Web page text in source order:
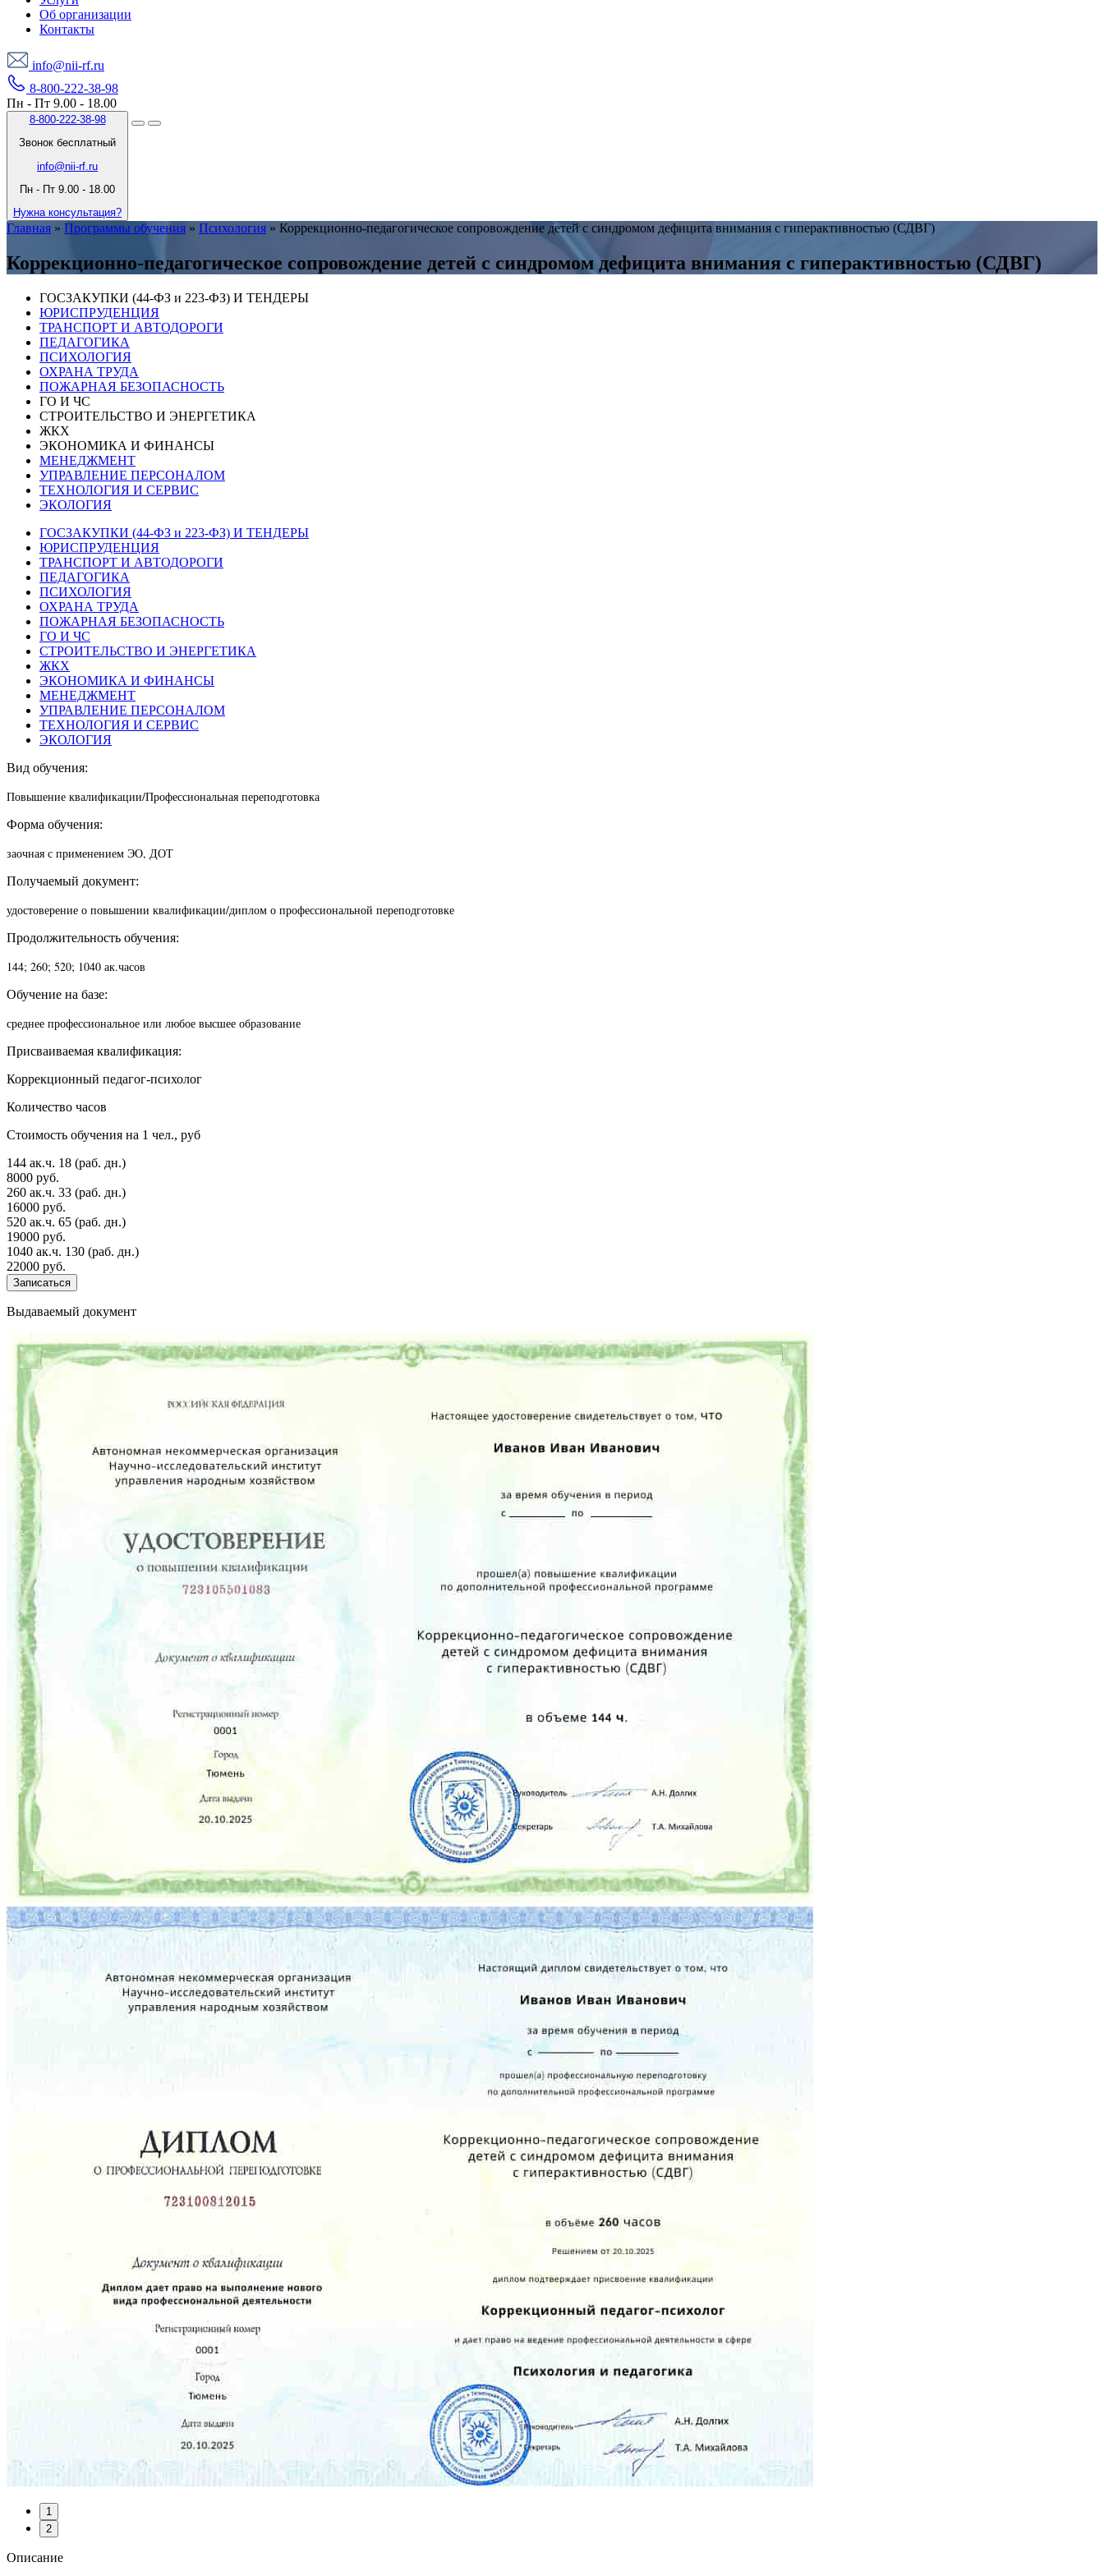
Об организации
Контакты
info@nii-rf.ru
8-800-222-38-98
Пн - Пт 9.00 - 18.00
8-800-222-38-98
Звонок бесплатный
info@nii-rf.ru
Пн - Пт 9.00 - 18.00
Нужна консультация?
Главная » Программы обучения » Психология » Коррекционно-педагогическое сопровождение детей с синдромом дефицита внимания с гиперактивностью (СДВГ)
Коррекционно-педагогическое сопровождение детей с синдромом дефицита внимания с гиперактивностью (СДВГ)
ГОСЗАКУПКИ (44-ФЗ и 223-ФЗ) И ТЕНДЕРЫ
ЮРИСПРУДЕНЦИЯ
ТРАНСПОРТ И АВТОДОРОГИ
ПЕДАГОГИКА
ПСИХОЛОГИЯ
ОХРАНА ТРУДА
ПОЖАРНАЯ БЕЗОПАСНОСТЬ
ГО И ЧС
СТРОИТЕЛЬСТВО И ЭНЕРГЕТИКА
ЖКХ
ЭКОНОМИКА И ФИНАНСЫ
МЕНЕДЖМЕНТ
УПРАВЛЕНИЕ ПЕРСОНАЛОМ
ТЕХНОЛОГИЯ И СЕРВИС
ЭКОЛОГИЯ
ГОСЗАКУПКИ (44-ФЗ и 223-ФЗ) И ТЕНДЕРЫ
ЮРИСПРУДЕНЦИЯ
ТРАНСПОРТ И АВТОДОРОГИ
ПЕДАГОГИКА
ПСИХОЛОГИЯ
ОХРАНА ТРУДА
ПОЖАРНАЯ БЕЗОПАСНОСТЬ
ГО И ЧС
СТРОИТЕЛЬСТВО И ЭНЕРГЕТИКА
ЖКХ
ЭКОНОМИКА И ФИНАНСЫ
МЕНЕДЖМЕНТ
УПРАВЛЕНИЕ ПЕРСОНАЛОМ
ТЕХНОЛОГИЯ И СЕРВИС
ЭКОЛОГИЯ
Вид обучения:
Повышение квалификации/Профессиональная переподготовка
Форма обучения:
заочная с применением ЭО, ДОТ
Получаемый документ:
удостоверение о повышении квалификации/диплом о профессиональной переподготовке
Продолжительность обучения:
144; 260; 520; 1040 ак.часов
Обучение на базе:
среднее профессиональное или любое высшее образование
Присваиваемая квалификация:
Коррекционный педагог-психолог
Количество часов
Стоимость обучения на 1 чел., руб
144 ак.ч. 18 (раб. дн.)
8000 руб.
260 ак.ч. 33 (раб. дн.)
16000 руб.
520 ак.ч. 65 (раб. дн.)
19000 руб.
1040 ак.ч. 130 (раб. дн.)
22000 руб.
Записаться
Выдаваемый документ
1
2
Описание